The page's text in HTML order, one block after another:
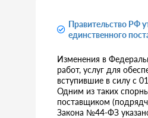
Правительство РФ
единственного
Изменения в
работ, услуг для
вступившие в силу с
Одним из таких
поставщиком
Закона №44-ФЗ